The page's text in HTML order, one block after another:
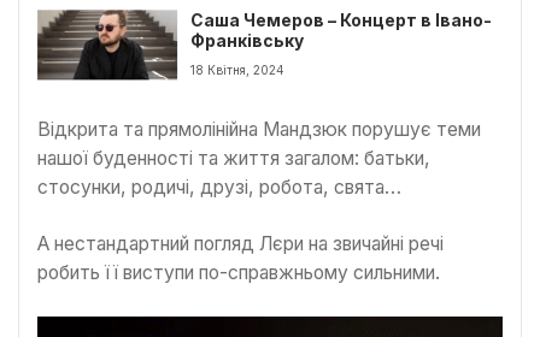
Саша Чемеров – Концерт в Івано-
Франківську
18 Квітня, 2024
Відкрита та прямолінійна Мандзюк порушує теми
нашої буденності та життя загалом: батьки,
стосунки, родичі, друзі, робота, свята…
А нестандартний погляд Лєри на звичайні речі
робить її виступи по-справжньому сильними.